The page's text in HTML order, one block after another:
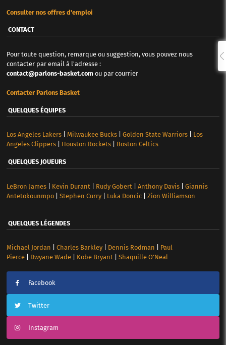
Consulter nos offres d'emploi
CONTACT
Pour toute question, remarque ou suggestion, vous pouvez nous
contacter par email à l'adresse :
contact@parlons-basket.com ou par courrier
Contacter Parlons Basket
QUELQUES ÉQUIPES
Los Angeles Lakers| Milwaukee Bucks| Golden State Warriors| Los
Angeles Clippers| Houston Rockets| Boston Celtics
QUELQUES JOUEURS
LeBron James| Kevin Durant Rudy Gobert Anthony Davis| Giannis
Antetokounmpo| Stephen Curry| Luka Doncic| Zion Williamson
QUELQUES LÉGENDES
Michael Jordan Charles Barkley| Dennis Rodman
Paul
Pierce| Dwyane Wade| Kobe Bryant| Shaquille O’Neal
Facebook
Twitter
Instagram